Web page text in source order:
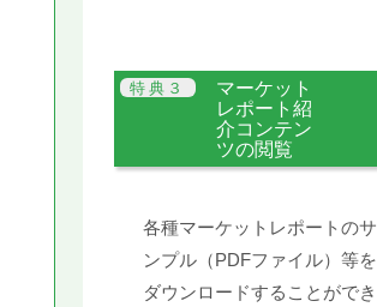
マーケット
レポート紹
介コンテン
ツの閲覧
各種マーケットレポートのサ
ンプル（PDFファイル）等を
ダウンロードすることができ